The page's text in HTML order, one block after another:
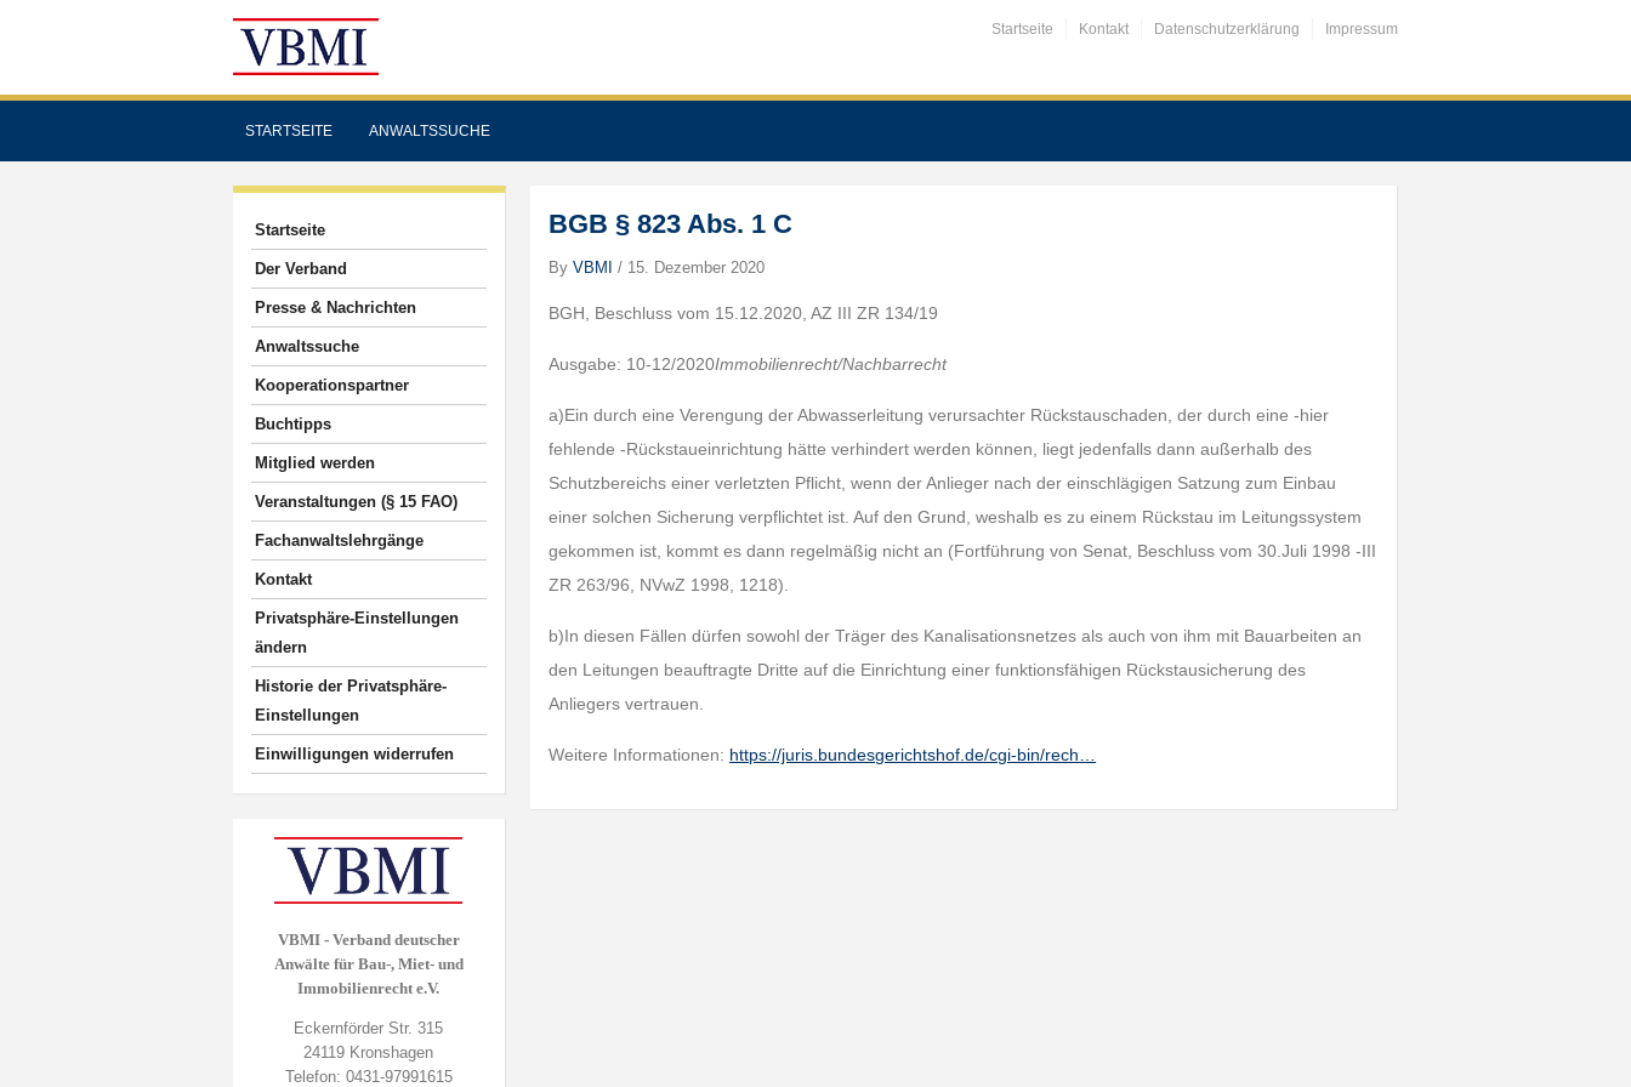
Startseite Kontakt Datenschutzerklärung Impressum
STARTSEITE ANWALTSSUCHE
Startseite
Der Verband
Presse & Nachrichten
Anwaltssuche
Kooperationspartner
Buchtipps
Mitglied werden
Veranstaltungen (§ 15 FAO)
Fachanwaltslehrgänge
Kontakt
Privatsphäre-Einstellungen
ändern
Historie der Privatsphäre-
Einstellungen
Einwilligungen widerrufen
VBMI - Verband deutscher
Anwälte für Bau-, Miet- und
Immobilienrecht e.V.
Eckernförder Str. 315
24119 Kronshagen
Telefon: 0431-97991615
BGB § 823 Abs. 1 C
ByVBMI / 15. Dezember 2020
BGH, Beschluss vom 15.12.2020, AZ III ZR 134/19
Ausgabe: 10-12/2020Immobilienrecht/Nachbarrecht
a)Ein durch eine Verengung der Abwasserleitung verursachter Rückstauschaden, der durch eine -hier
fehlende -Rückstaueinrichtung hätte verhindert werden können, liegt jedenfalls dann außerhalb des
Schutzbereichs einer verletzten Pflicht, wenn der Anlieger nach der einschlägigen Satzung zum Einbau
einer solchen Sicherung verpflichtet ist. Auf den Grund, weshalb es zu einem Rückstau im Leitungssystem
gekommen ist, kommt es dann regelmäßig nicht an (Fortführung von Senat, Beschluss vom 30.Juli 1998 -III
ZR 263/96, NVwZ 1998, 1218).
b)In diesen Fällen dürfen sowohl der Träger des Kanalisationsnetzes als auch von ihm mit Bauarbeiten an
den Leitungen beauftragte Dritte auf die Einrichtung einer funktionsfähigen Rückstausicherung des
Anliegers vertrauen.
Weitere Informationen: https://juris.bundesgerichtshof.de/cgi-bin/rech…